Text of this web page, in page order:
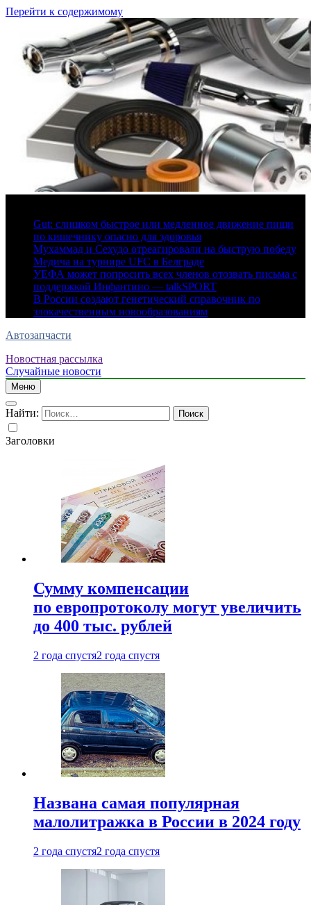
Перейти к содержимому
Gut: слишком быстрое или медленное движение пищи
по кишечнику опасно для здоровья
Мухаммад и Сехудо отреагировали на быструю победу
Медича на турнире UFC в Белграде
УЕФА может попросить всех членов отозвать письма с
поддержкой Инфантино — talkSPORT
В России создают генетический справочник по
злокачественным новообразованиям
Автозапчасти
Новостная рассылка
Случайные новости
Меню
Найти:
Заголовки
Сумму компенсации
по европротоколу могут увеличить
до 400 тыс. рублей
2 года спустя2 года спустя
Названа самая популярная
малолитражка в России в 2024 году
2 года спустя2 года спустя